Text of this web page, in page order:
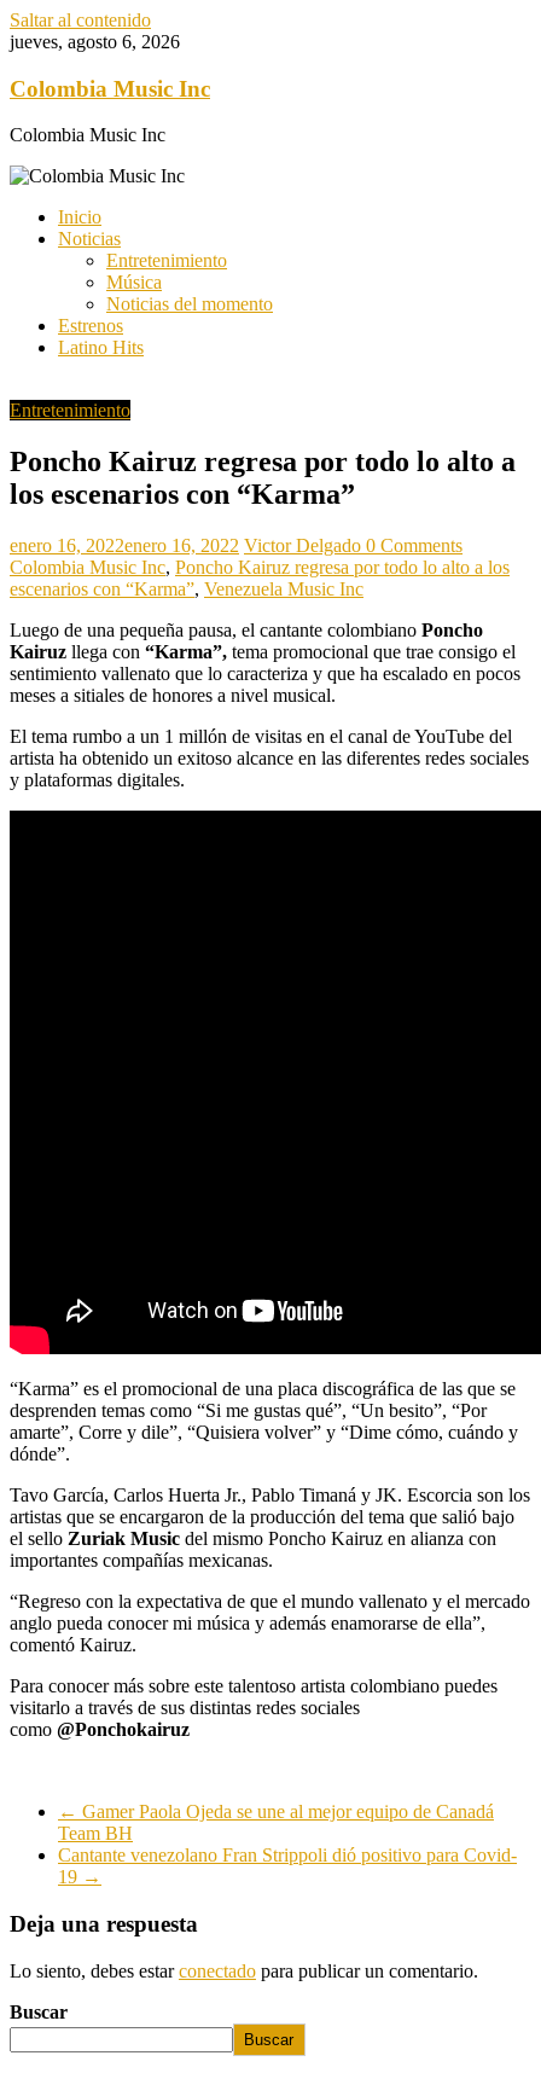
Saltar al contenido
jueves, agosto 6, 2026
Colombia Music Inc
Colombia Music Inc
Inicio
Noticias
Entretenimiento
Música
Noticias del momento
Estrenos
Latino Hits
Entretenimiento
Poncho Kairuz regresa por todo lo alto a
los escenarios con “Karma”
enero 16, 2022enero 16, 2022 Victor Delgado 0 Comments
Colombia Music Inc, Poncho Kairuz regresa por todo lo alto a los
escenarios con “Karma”, Venezuela Music Inc
Luego de una pequeña pausa, el cantante colombiano Poncho
Kairuz llega con “Karma”, tema promocional que trae consigo el
sentimiento vallenato que lo caracteriza y que ha escalado en pocos
meses a sitiales de honores a nivel musical.
El tema rumbo a un 1 millón de visitas en el canal de YouTube del
artista ha obtenido un exitoso alcance en las diferentes redes sociales
y plataformas digitales.
“Karma” es el promocional de una placa discográfica de las que se
desprenden temas como “Si me gustas qué”, “Un besito”, “Por
amarte”, Corre y dile”, “Quisiera volver” y “Dime cómo, cuándo y
dónde”.
Tavo García, Carlos Huerta Jr., Pablo Timaná y JK. Escorcia son los
artistas que se encargaron de la producción del tema que salió bajo
el sello Zuriak Music del mismo Poncho Kairuz en alianza con
importantes compañías mexicanas.
“Regreso con la expectativa de que el mundo vallenato y el mercado
anglo pueda conocer mi música y además enamorarse de ella”,
comentó Kairuz.
Para conocer más sobre este talentoso artista colombiano puedes
visitarlo a través de sus distintas redes sociales
como @Ponchokairuz
← Gamer Paola Ojeda se une al mejor equipo de Canadá
Team BH
Cantante venezolano Fran Strippoli dió positivo para Covid-
19 →
Deja una respuesta
Lo siento, debes estarconectado para publicar un comentario.
Buscar
Buscar